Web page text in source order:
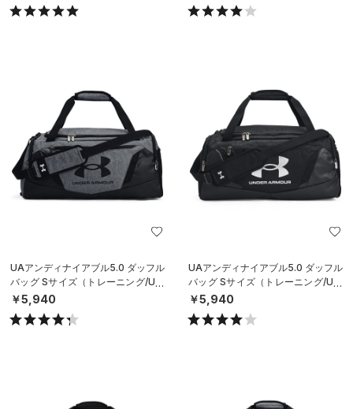
UAアンディナイアブル5.0 ダッフル
バッグ Sサイズ（トレーニング/UNI
SEX）
￥5,940
UAアンディナイアブル5.0 ダッフル
バッグ Sサイズ（トレーニング/UNI
SEX）
￥5,940